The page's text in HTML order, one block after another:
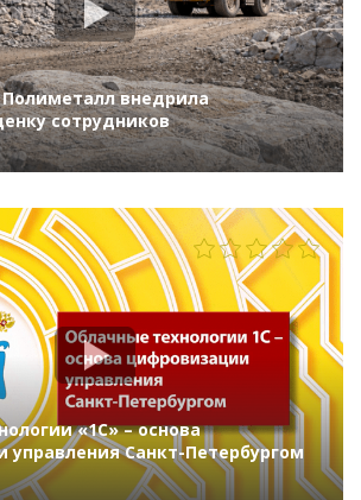
внедрила
сотрудников
«1С» – основа
управления Санкт-Петербургом